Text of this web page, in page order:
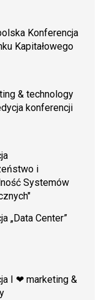
Konferencja
Kapitałowego
& technology
konferencji
i
Systemów
„Data Center”
I ❤ marketing &